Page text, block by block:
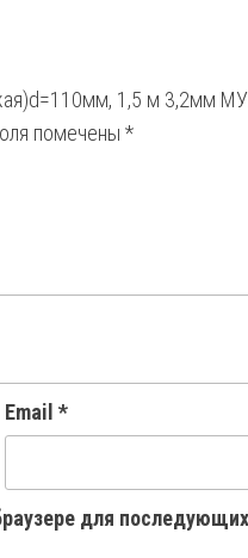
1,5 м 3,2мм
помечены *
Email *
для